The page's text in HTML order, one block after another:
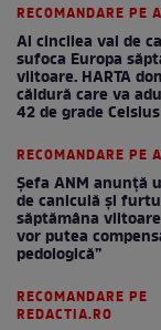
RECOMANDARE PE
Al cincilea val de
sufoca Europa
viitoare. HARTA
căldură care va
42 de grade Celsius
RECOMANDARE PE
Șefa ANM anunță
de caniculă și
săptămâna
vor putea
pedologică”
RECOMANDARE PE
REDACTIA.RO